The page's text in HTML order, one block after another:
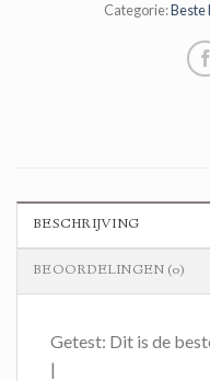
Categorie:Beste
BESCHRIJVING
BEOORDELINGEN (0)
Getest: Dit is de
|